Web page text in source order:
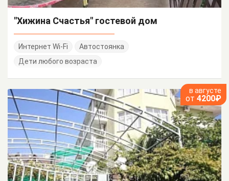
"Хижина Счастья" гостевой дом
Интернет Wi-Fi
Автостоянка
Дети любого возраста
в августе
от 4200₽